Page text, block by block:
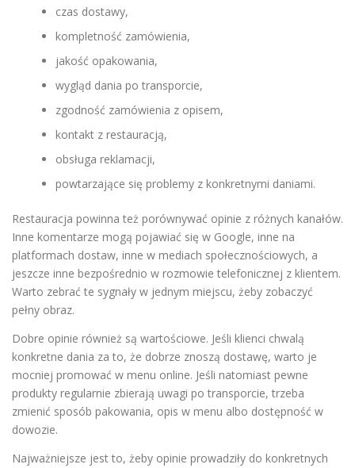
czas dostawy,
kompletność zamówienia,
jakość opakowania,
wygląd dania po transporcie,
zgodność zamówienia z opisem,
kontakt z restauracją,
obsługa reklamacji,
powtarzające się problemy z konkretnymi daniami.
Restauracja powinna też porównywać opinie z różnych kanałów.
Inne komentarze mogą pojawiać się w Google, inne na
platformach dostaw, inne w mediach społecznościowych, a
jeszcze inne bezpośrednio w rozmowie telefonicznej z klientem.
Warto zebrać te sygnały w jednym miejscu, żeby zobaczyć
pełny obraz.
Dobre opinie również są wartościowe. Jeśli klienci chwalą
konkretne dania za to, że dobrze znoszą dostawę, warto je
mocniej promować w menu online. Jeśli natomiast pewne
produkty regularnie zbierają uwagi po transporcie, trzeba
zmienić sposób pakowania, opis w menu albo dostępność w
dowozie.
Najważniejsze jest to, żeby opinie prowadziły do konkretnych